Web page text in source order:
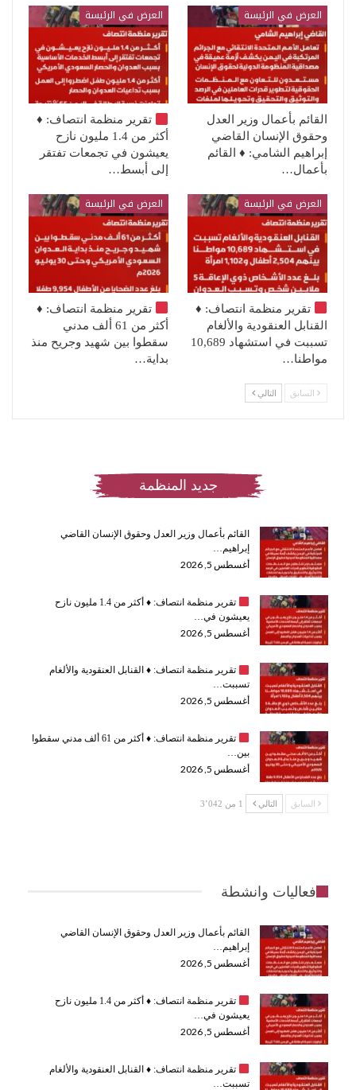
العرض في الرئيسة
القائم بأعمال وزير العدل
وحقوق الإنسان القاضي
إبراهيم الشامي: ♦️ القائم
بأعمال…
العرض في الرئيسة
تقرير منظمة انتصاف: ♦️
أكثر من 1.4 مليون نازح
يعيشون في تجمعات تفتقر
إلى أبسط…
العرض في الرئيسة
تقرير منظمة انتصاف: ♦️
القنابل العنقودية والألغام
تسببت في استشهاد 10,689
مواطنا…
العرض في الرئيسة
تقرير منظمة انتصاف: ♦️
أكثر من 61 ألف مدني
سقطوا بين شهيد وجريح منذ
بداية…
السابق التالي
جديد المنظمة
القائم بأعمال وزير العدل وحقوق الإنسان القاضي
إبراهيم…
أغسطس 5, 2026
تقرير منظمة انتصاف: ♦️
أكثر من 1.4 مليون نازح
يعيشون في…
أغسطس 5, 2026
تقرير منظمة انتصاف: ♦️القنابل العنقودية والألغام
تسببت…
أغسطس 5, 2026
تقرير منظمة انتصاف: ♦️
أكثر من 61 ألف مدني سقطوا
بين…
أغسطس 5, 2026
السابق التالي 1 من 3٬042
فعاليات وانشطة
القائم بأعمال وزير العدل وحقوق الإنسان القاضي
إبراهيم…
أغسطس 5, 2026
تقرير منظمة انتصاف: ♦️
أكثر من 1.4 مليون نازح
يعيشون في…
أغسطس 5, 2026
تقرير منظمة انتصاف: ♦️القنابل العنقودية والألغام
تسببت…